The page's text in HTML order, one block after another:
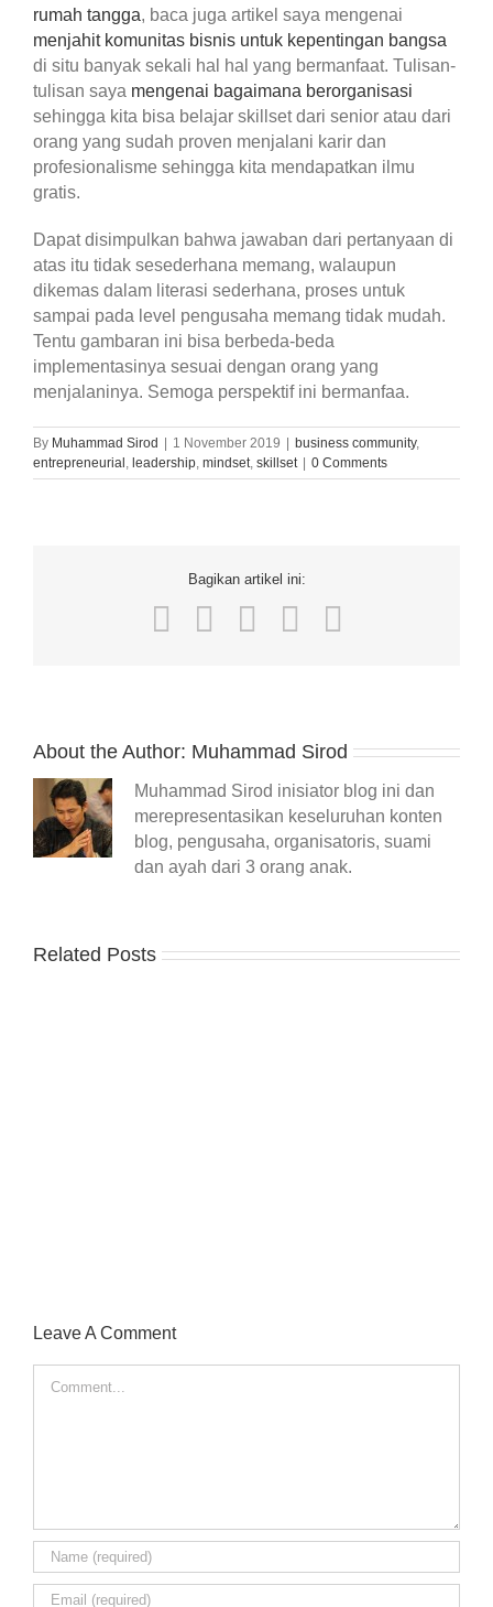
rumah tangga, baca juga artikel saya mengenai
menjahit komunitas bisnis untuk kepentingan bangsa
di situ banyak sekali hal hal yang bermanfaat. Tulisan-
tulisan saya mengenai bagaimana berorganisasi
sehingga kita bisa belajar skillset dari senior atau dari
orang yang sudah proven menjalani karir dan
profesionalisme sehingga kita mendapatkan ilmu
gratis.
Dapat disimpulkan bahwa jawaban dari pertanyaan di
atas itu tidak sesederhana memang, walaupun
dikemas dalam literasi sederhana, proses untuk
sampai pada level pengusaha memang tidak mudah.
Tentu gambaran ini bisa berbeda-beda
implementasinya sesuai dengan orang yang
menjalaninya. Semoga perspektif ini bermanfaa.
By Muhammad Sirod 1 November 2019 business community,
entrepreneurial , leadership, mindset, skillset 0 Comments
Bagikan artikel ini:
Facebook
TwitterLinkedInWhatsApp
About the Author: Muhammad Sirod
Muhammad Sirod inisiator blog ini dan
merepresentasikan keseluruhan konten
blog, pengusaha, organisatoris, suami
dan ayah dari 3 orang anak.
Related Posts
Leave A Comment